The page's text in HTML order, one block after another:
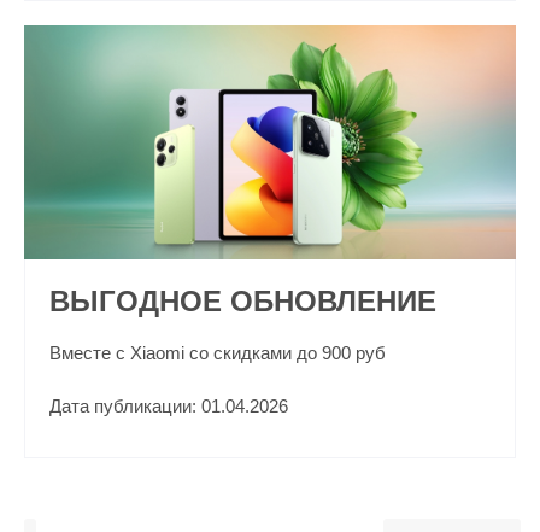
ВЫГОДНОЕ ОБНОВЛЕНИЕ
Вместе с Xiaomi со скидками до 900 руб
Дата публикации: 01.04.2026